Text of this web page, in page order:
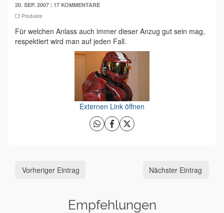
20. SEP. 2007 | 17 KOMMENTARE
Produkte
Für welchen Anlass auch immer dieser Anzug gut sein mag,
respektiert wird man auf jeden Fall.
Externen Link öffnen
Vorheriger Eintrag Nächster Eintrag
Empfehlungen